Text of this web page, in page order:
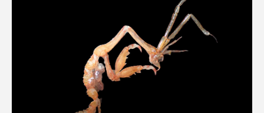
八景島シーパラダイス
分類 刺胞動物
動物園 化石
医療